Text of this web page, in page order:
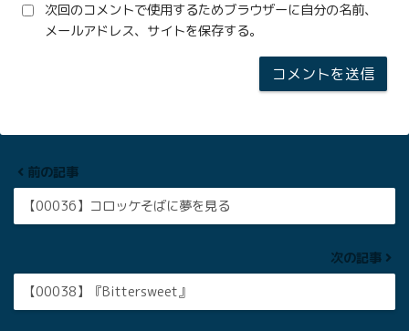
次回のコメントで使用するためブラウザーに自分の名前、
メールアドレス、サイトを保存する。
前の記事
【00036】コロッケそばに夢を見る
次の記事
【00038】『Bittersweet』